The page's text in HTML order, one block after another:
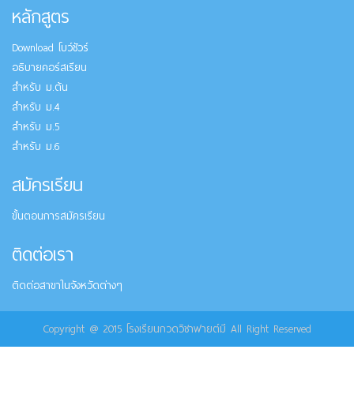
หลักสูตร
Download โบว์ชัวร์
อธิบายคอร์สเรียน
สำหรับ ม.ต้น
สำหรับ ม.4
สำหรับ ม.5
สำหรับ ม.6
สมัครเรียน
ขั้นตอนการสมัครเรียน
ติดต่อเรา
ติดต่อสาขาในจังหวัดต่างๆ
Copyright @ 2015 โรงเรียนกวดวิชาฟายต์มี All Right Reserved